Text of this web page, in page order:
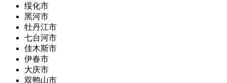
绥化市
黑河市
牡丹江市
七台河市
佳木斯市
伊春市
大庆市
双鸭山市